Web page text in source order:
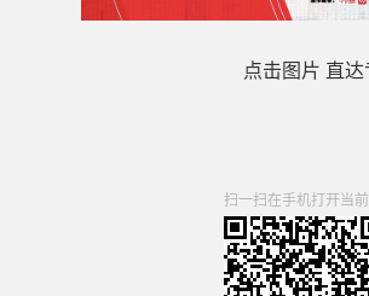
点击图片 直达
扫一扫在手机打开当